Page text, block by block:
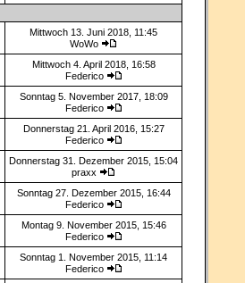
Mittwoch 13. Juni 2018, 11:45
WoWo
Mittwoch 4. April 2018, 16:58
Federico
Sonntag 5. November 2017, 18:09
Federico
Donnerstag 21. April 2016, 15:27
Federico
Donnerstag 31. Dezember 2015, 15:04
praxx
Sonntag 27. Dezember 2015, 16:44
Federico
Montag 9. November 2015, 15:46
Federico
Sonntag 1. November 2015, 11:14
Federico